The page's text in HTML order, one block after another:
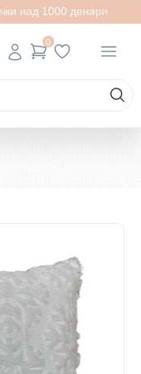
над 1000 денари
0